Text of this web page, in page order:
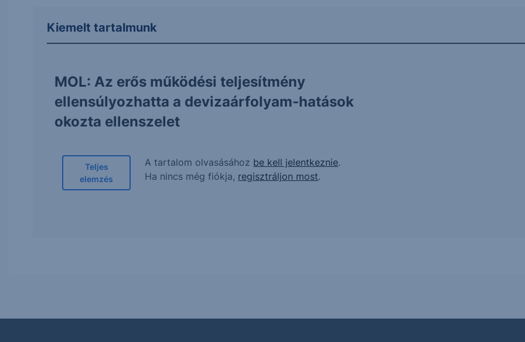
Kiemelt tartalmunk
MOL: Az erős működési teljesítmény
ellensúlyozhatta a devizaárfolyam-hatások
okozta ellenszelet
Teljes
elemzés
A tartalom olvasásához be kell jelentkeznie.
Ha nincs még fiókja, regisztráljon most.